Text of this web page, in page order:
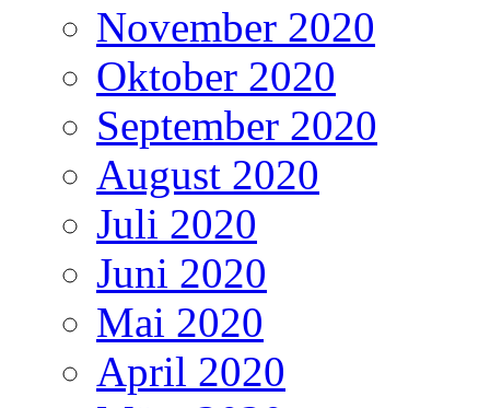
November 2020
Oktober 2020
September 2020
August 2020
Juli 2020
Juni 2020
Mai 2020
April 2020